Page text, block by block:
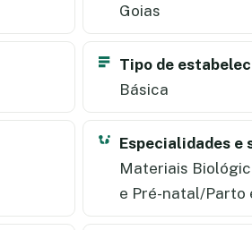
Goias
Tipo de
Básica
Especialidades e
Materiais
e Pré-natal/Parto